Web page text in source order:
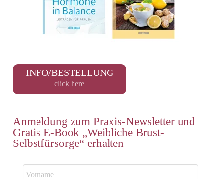
INFO/BESTELLUNG
click here
Anmeldung zum Praxis-Newsletter und
Gratis E-Book „Weibliche Brust-
Selbstfürsorge“ erhalten